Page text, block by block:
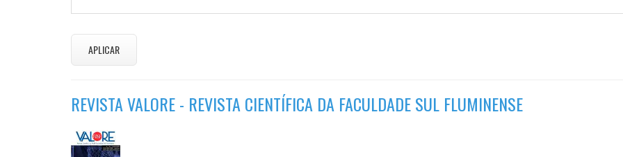
REVISTA VALORE - REVISTA CIENTÍFICA DA FACULDADE SUL FLUMINENSE